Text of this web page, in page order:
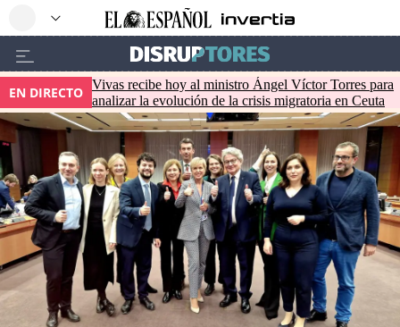
EN DIRECTO Vivas recibe hoy al ministro Ángel Víctor Torres para
analizar la evolución de la crisis migratoria en Ceuta